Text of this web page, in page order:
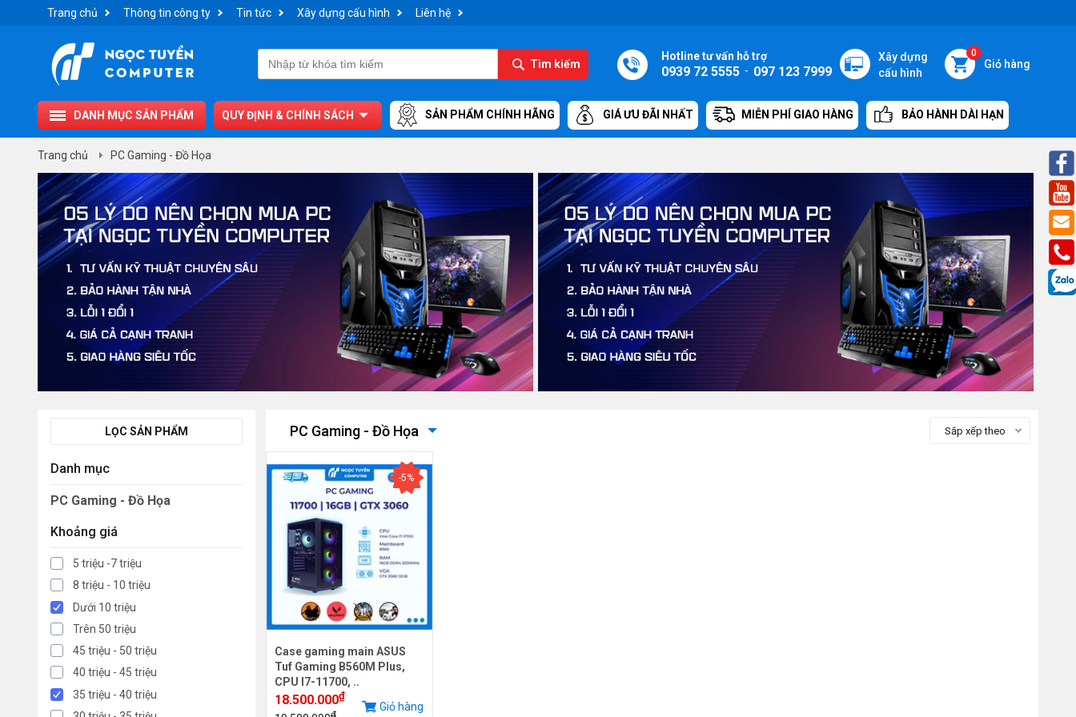
Trang chủ Thông tin công ty Tin tức Xây dựng cấu hình Liên hệ
Tìm kiếm
0
Giỏ hàng
Xây dựng
cấu hình
Hotline tư vấn hỗ trợ
0939 72 5555 - 097 123 7999
DANH MỤC SẢN PHẨM QUY ĐỊNH & CHÍNH SÁCH SẢN PHẨM CHÍNH HÃNG GIÁ ƯU ĐÃI NHẤT MIỄN PHÍ GIAO HÀNG BẢO HÀNH DÀI HẠN
Trang chủ PC Gaming - Đồ Họa
LỌC SẢN PHẨM
Danh mục
PC Gaming - Đồ Họa
Khoảng giá
5 triệu -7 triệu
8 triệu - 10 triệu
Dưới 10 triệu
Trên 50 triệu
45 triệu - 50 triệu
40 triệu - 45 triệu
35 triệu - 40 triệu
PC Gaming - Đồ Họa Sắp xếp theo
-5%
Case gaming main ASUS
Tuf Gaming B560M Plus,
CPU I7-11700, ..
18.500.000₫
₫
Giỏ hàng